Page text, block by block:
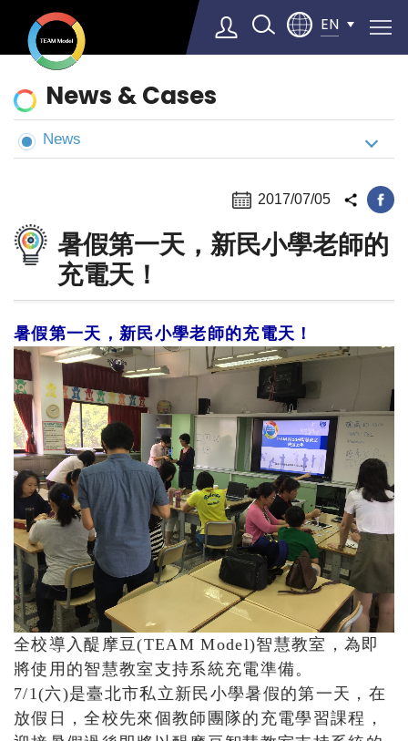
EN
▼
News
&
Cases
News & Cases
News
2017/07/05
暑假第一天，新民小學老師的
充電天！
暑假第一天，新民小學老師的充電天！
全校導入醍摩豆(TEAM Model)智慧教室，為即
將使用的智慧教室支持系統充電準備。
7/1(六)是臺北市私立新民小學暑假的第一天，在
放假日，全校先來個教師團隊的充電學習課程，